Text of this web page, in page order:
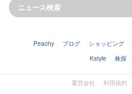
Peachy ブログ ショッピング
Kstyle
株探
運営会社 利用規約